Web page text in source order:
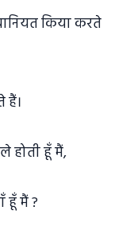
किया करते
हैं।
होती हूँ मैं,
हूँ मैं ?